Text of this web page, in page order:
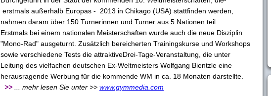
erstmals außerhalb Europas - 2013 in Chikago (USA) stattfinden werden,
nahmen daram über 150 Turnerinnen und Turner aus 5 Nationen teil.
Erstmals bei einem nationalen Meisterschaften wurde auch die neue Disziplin
"Mono-Rad" ausgeturnt. Zusätzlich bereicherten Trainingskurse und Workshops
sowie verschiedene Tests die attraktiveDrei-Tage-Veranstaltung, die unter
Leitung des vielfachen deutschen Ex-Weltmeisters Wolfgang Bientzle eine
herausragende Werbung für die kommende WM in ca. 18 Monaten darstellte.
>> ... mehr lesen Sie unter >> www.gymmedia.com